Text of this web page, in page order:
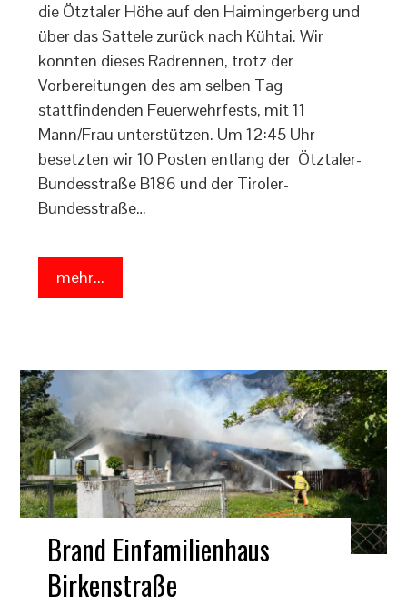
die Ötztaler Höhe auf den Haimingerberg und
über das Sattele zurück nach Kühtai. Wir
konnten dieses Radrennen, trotz der
Vorbereitungen des am selben Tag
stattfindenden Feuerwehrfests, mit 11
Mann/Frau unterstützen. Um 12:45 Uhr
besetzten wir 10 Posten entlang der Ötztaler-
Bundesstraße B186 und der Tiroler-
Bundesstraße…
mehr...
Brand Einfamilienhaus
Birkenstraße